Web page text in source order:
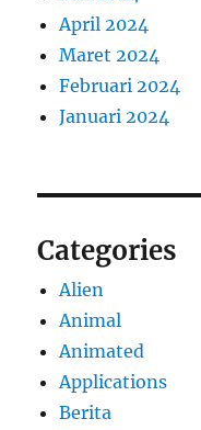
April 2024
Maret 2024
Februari 2024
Januari 2024
Categories
Alien
Animal
Animated
Applications
Berita